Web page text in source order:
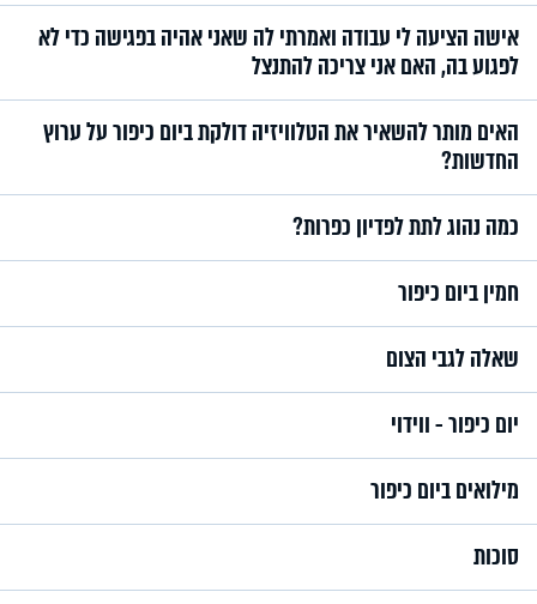
אישה הציעה לי עבודה ואמרתי לה שאני אהיה בפגישה כדי לא
לפגוע בה, האם אני צריכה להתנצל
האים מותר להשאיר את הטלוויזיה דולקת ביום כיפור על ערוץ
החדשות?
כמה נהוג לתת לפדיון כפרות?
חמין ביום כיפור
שאלה לגבי הצום
יום כיפור - ווידוי
מילואים ביום כיפור
סוכות